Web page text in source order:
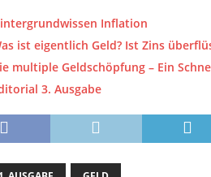
Inflation
ist eigentlich Geld? Ist Zins
multiple Geldschöpfung – Ein
3. Ausgabe